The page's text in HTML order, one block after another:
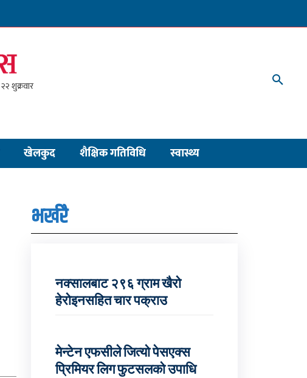
खेलकुद शैक्षिक गतिविधि स्वास्थ्य
भर्खरै
नक्सालबाट २९६ ग्राम खैरो
हेरोइनसहित चार पक्राउ
मेन्टेन एफसीले जित्यो पेसएक्स
प्रिमियर लिग फुटसलको उपाधि